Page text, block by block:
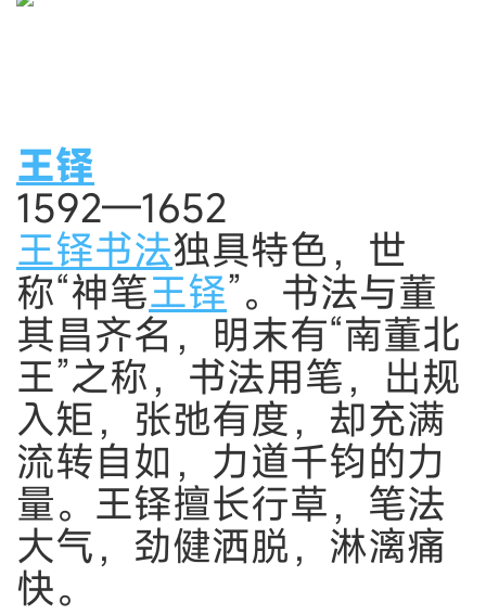
王铎
1592—1652
王铎书法独具特色，世
称“神笔王铎”。书法与董
其昌齐名，明末有“南董北
王”之称，书法用笔，出规
入矩，张弛有度，却充满
流转自如，力道千钧的力
量。王铎擅长行草，笔法
大气，劲健洒脱，淋漓痛
快。